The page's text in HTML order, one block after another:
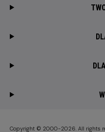
Copyright © 2000-2026. All rights